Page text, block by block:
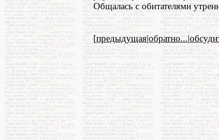
Общалась с обитателями
[предыдущая|обратно...|